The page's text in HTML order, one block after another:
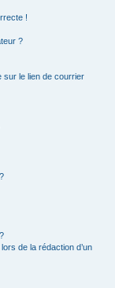
!
?
sur le lien de courrier
de la rédaction d’un